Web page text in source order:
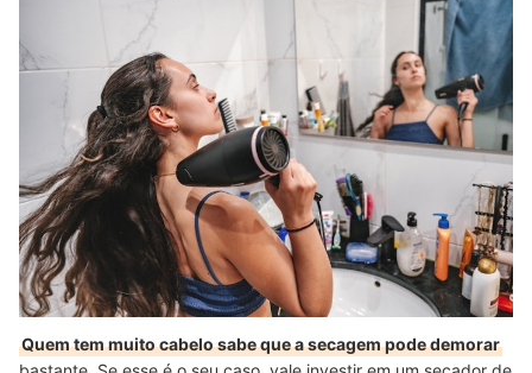
Quem tem muito cabelo sabe que a secagem pode demorar